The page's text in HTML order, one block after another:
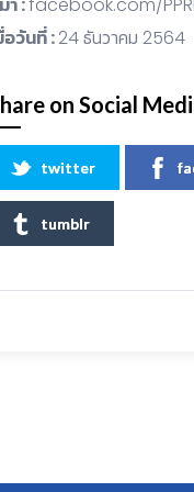
อวันที่ :24 ธันวาคม 2564
on Social
twitter
tumblr